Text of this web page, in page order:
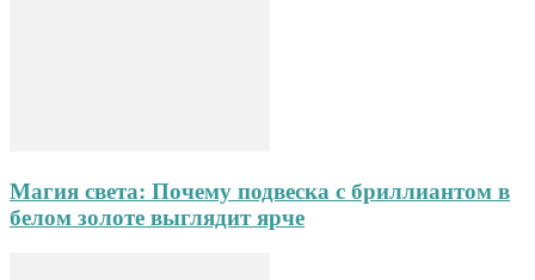
Магия света: Почему подвеска с бриллиантом в
белом золоте выглядит ярче